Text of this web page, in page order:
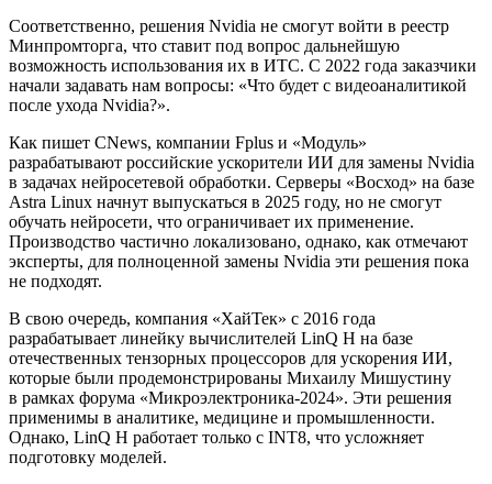
Соответственно, решения Nvidia не смогут войти в реестр
Минпромторга, что ставит под вопрос дальнейшую
возможность использования их в ИТС. С 2022 года заказчики
начали задавать нам вопросы: «Что будет с видеоаналитикой
после ухода Nvidia?».
Как пишет CNews, компании Fplus и «Модуль»
разрабатывают российские ускорители ИИ для замены Nvidia
в задачах нейросетевой обработки. Серверы «Восход» на базе
Astra Linux начнут выпускаться в 2025 году, но не смогут
обучать нейросети, что ограничивает их применение.
Производство частично локализовано, однако, как отмечают
эксперты, для полноценной замены Nvidia эти решения пока
не подходят.
В свою очередь, компания «ХайТек» с 2016 года
разрабатывает линейку вычислителей LinQ H на базе
отечественных тензорных процессоров для ускорения ИИ,
которые были продемонстрированы Михаилу Мишустину
в рамках форума «Микроэлектроника-2024». Эти решения
применимы в аналитике, медицине и промышленности.
Однако, LinQ H работает только с INT8, что усложняет
подготовку моделей.